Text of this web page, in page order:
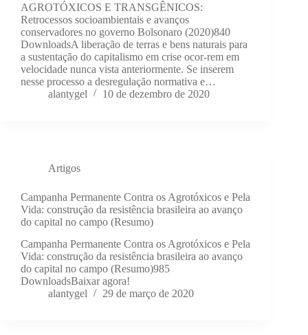
AGROTÓXICOS E TRANSGÊNICOS:
Retrocessos socioambientais e avanços
conservadores no governo Bolsonaro (2020)840
DownloadsA liberação de terras e bens naturais para
a sustentação do capitalismo em crise ocor-rem em
velocidade nunca vista anteriormente. Se inserem
nesse processo a desregulação normativa e…
alantygel
10 de dezembro de 2020
Artigos
Campanha Permanente Contra os Agrotóxicos e Pela
Vida: construção da resistência brasileira ao avanço
do capital no campo (Resumo)
Campanha Permanente Contra os Agrotóxicos e Pela
Vida: construção da resistência brasileira ao avanço
do capital no campo (Resumo)985
DownloadsBaixar agora!
alantygel
29 de março de 2020